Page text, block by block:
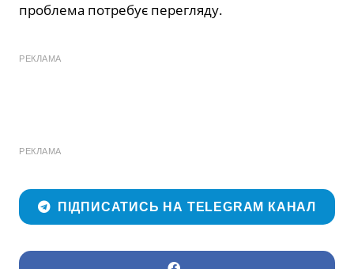
проблема потребує перегляду.
РЕКЛАМА
РЕКЛАМА
ПІДПИСАТИСЬ НА TELEGRAM КАНАЛ